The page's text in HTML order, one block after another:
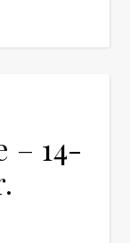
– 14-